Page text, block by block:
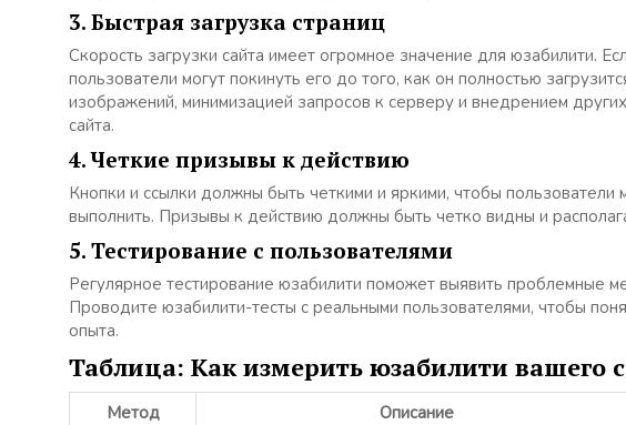
3. Быстрая загрузка страниц
Скорость загрузки сайта имеет огромное значение для юзабилити.
пользователи могут покинуть его до того, как он полностью
изображений, минимизацией запросов к серверу и внедрением
сайта.
4. Четкие призывы к действию
Кнопки и ссылки должны быть четкими и яркими, чтобы пользователи
выполнить. Призывы к действию должны быть четко видны и
5. Тестирование с пользователями
Регулярное тестирование юзабилити поможет выявить проблемные
Проводите юзабилити-тесты с реальными пользователями, чтобы
опыта.
Таблица: Как измерить юзабилити вашего
Метод Описание